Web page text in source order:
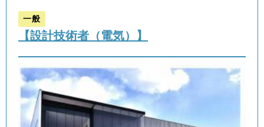
一般
【設計技術者（電気）】